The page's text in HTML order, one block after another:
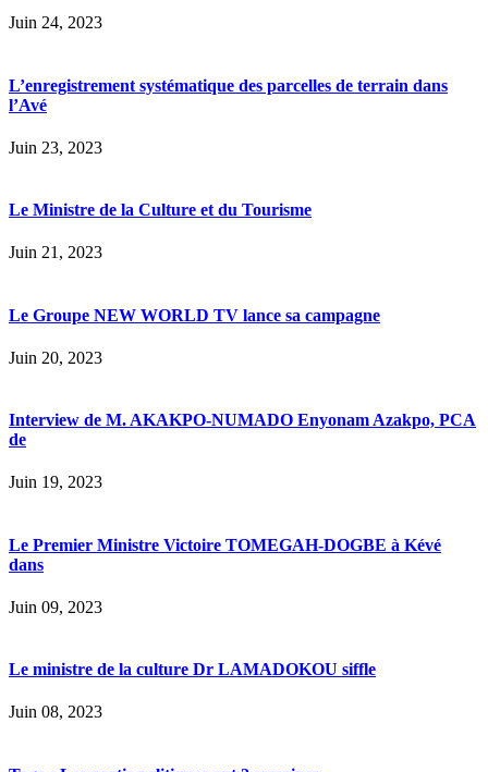
Juin 24, 2023
L’enregistrement systématique des parcelles de terrain dans
l’Avé
Juin 23, 2023
Le Ministre de la Culture et du Tourisme
Juin 21, 2023
Le Groupe NEW WORLD TV lance sa campagne
Juin 20, 2023
Interview de M. AKAKPO-NUMADO Enyonam Azakpo, PCA
de
Juin 19, 2023
Le Premier Ministre Victoire TOMEGAH-DOGBE à Kévé
dans
Juin 09, 2023
Le ministre de la culture Dr LAMADOKOU siffle
Juin 08, 2023